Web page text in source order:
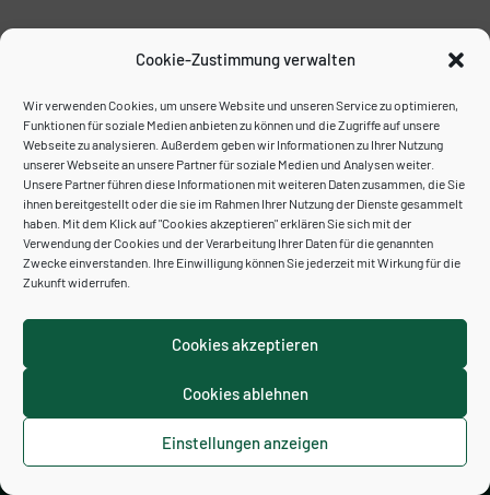
Cookie-Zustimmung verwalten
Wir verwenden Cookies, um unsere Website und unseren Service zu optimieren,
Funktionen für soziale Medien anbieten zu können und die Zugriffe auf unsere
Webseite zu analysieren. Außerdem geben wir Informationen zu Ihrer Nutzung
unserer Webseite an unsere Partner für soziale Medien und Analysen weiter.
Unsere Partner führen diese Informationen mit weiteren Daten zusammen, die Sie
ihnen bereitgestellt oder die sie im Rahmen Ihrer Nutzung der Dienste gesammelt
haben. Mit dem Klick auf "Cookies akzeptieren" erklären Sie sich mit der
Verwendung der Cookies und der Verarbeitung Ihrer Daten für die genannten
Zwecke einverstanden. Ihre Einwilligung können Sie jederzeit mit Wirkung für die
Zukunft widerrufen.
Cookies akzeptieren
Cookies ablehnen
Einstellungen anzeigen
Kalender abonnieren
Impressum
Datenschutzerklärung
Cookie-Richtlinie (EU)
Neve| Präsentiert vonWordPress